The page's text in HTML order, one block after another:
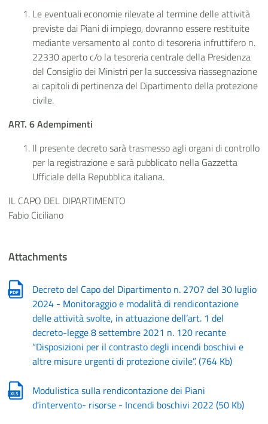
Le eventuali economie rilevate al termine delle attività
previste dai Piani di impiego, dovranno essere restituite
mediante versamento al conto di tesoreria infruttifero n.
22330 aperto c/o la tesoreria centrale della Presidenza
del Consiglio dei Ministri per la successiva riassegnazione
ai capitoli di pertinenza del Dipartimento della protezione
civile.
ART. 6 Adempimenti
Il presente decreto sarà trasmesso agli organi di controllo
per la registrazione e sarà pubblicato nella Gazzetta
Ufficiale della Repubblica italiana.
IL CAPO DEL DIPARTIMENTO
Fabio Ciciliano
Attachments
Decreto del Capo del Dipartimento n. 2707 del 30 luglio
2024 - Monitoraggio e modalità di rendicontazione
delle attività svolte, in attuazione dell’art. 1 del
decreto-legge 8 settembre 2021 n. 120 recante
“Disposizioni per il contrasto degli incendi boschivi e
altre misure urgenti di protezione civile”.(764 Kb)
Modulistica sulla rendicontazione dei Piani
d'intervento- risorse - Incendi boschivi 2022 (50 Kb)